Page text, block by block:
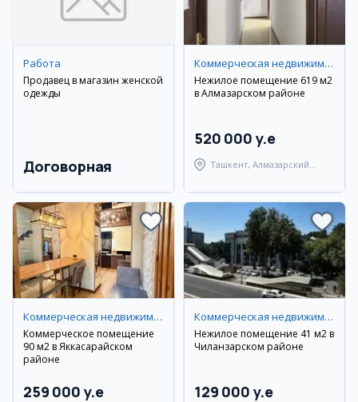
Работа
Продавец в магазин женской
одежды
Договорная
Коммерческая недвижимость
Нежилое помещение 619 м2
в Алмазарском районе
520 000 y.e
Ташкент, Алмазарский
Коммерческая недвижимость
Коммерческое помещение
90 м2 в Яккасарайском
районе
259 000 y.e
Коммерческая недвижимость
Нежилое помещение 41 м2 в
Чиланзарском районе
129 000 y.e